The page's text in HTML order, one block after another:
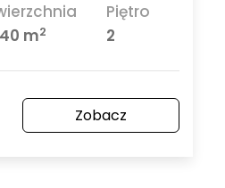
m2
Piętro
2
Zobacz